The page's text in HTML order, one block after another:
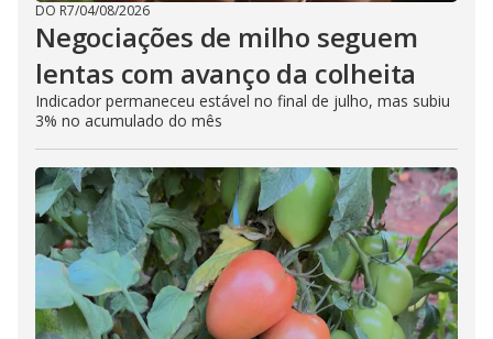
DO R7/04/08/2026
Negociações de milho seguem
lentas com avanço da colheita
Indicador permaneceu estável no final de julho, mas subiu
3% no acumulado do mês